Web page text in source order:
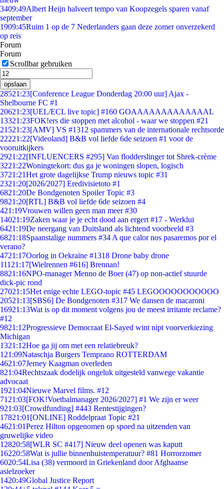
3409:49Albert Heijn halveert tempo van Koopzegels sparen vanaf
september
1909:45Ruim 1 op de 7 Nederlanders gaan deze zomer onverzekerd
op reis
Forum
Forum
Scrollbar gebruiken
opslaan
28521:23[Conference League Donderdag 20:00 uur] Ajax -
Shelbourne FC #1
20621:23[UEL/ECL live topic] #160 GOAAAAAAAAAAAAAL
13321:23FOK!ers die stoppen met alcohol - waar we stoppen #21
21521:23[AMV] VS #1312 spammers van de internationale rechtsorde
22221:22[Videoland] B&B vol liefde 6de seizoen #1 voor de
vooruitkijkers
2921:22[INFLUENCERS #295] Van flodderslinger tot Shrek-crème
3221:22Woningtekort: dus ga je woningen slopen, logisch
3721:21Het grote dagelijkse Trump nieuws topic #31
2321:20[2026/2027] Eredivisietoto #1
6821:20De Bondgenoten Spoiler Topic #3
9821:20[RTL] B&B vol liefde 6de seizoen #4
421:19Vrouwen willen geen man meer #30
14021:19Zaken waar je je echt dood aan ergert #17 - Werklui
6421:19De neergang van Duitsland als lichtend voorbeeld #3
6821:18Spaanstalige nummers #34 A que calor nos pasaremos por el
verano?
4721:17Oorlog in Oekraïne #1318 Drone baby drone
111 21:17[Wielrennen #616] Brennan!
8821:16NPO-manager Menno de Boer (47) op non-actief stuurde
dick-pic rond
27021:15Het enige echte LEGO-topic #45 LEGOOOOOOOOOOO
20521:13[SBS6] De Bondgenoten #317 We dansen de macaroni
16921:13Wat is op dit moment volgens jou de meest irritante reclame?
#12
9821:12Progressieve Democraat El-Sayed wint nipt voorverkiezing
Michigan
1321:12Hoe ga jij om met een relatiebreuk?
1 21:09Nataschja Burgers Temprano ROTTERDAM
4621:07Jerney Kaagman overleden
821:04Rechtszaak dodelijk ongeluk uitgesteld vanwege vakantie
advocaat
1921:04Nieuwe Marvel films. #12
71 21:03[FOK!Voetbalmanager 2026/2027] #1 We zijn er weer
921:03[Crowdfunding] #443 Rentestijgingen?
17821:01 [ONLINE] Roddelpraat Topic #21
4621:01Perez Hilton opgenomen op spoed na uitzenden van
gruwelijke video
12820:58[WLR SC #417] Nieuw deel openen was kaputt
16220:58Wat is jullie binnenhuistemperatuur? #81 Horrorzomer
6020:54Lisa (38) vermoord in Griekenland door Afghaanse
asielzoeker
1420:49Global Justice Report